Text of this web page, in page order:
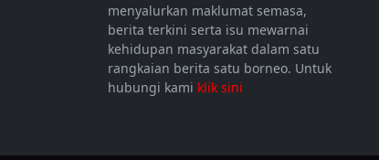
menyalurkan maklumat semasa,
berita terkini serta isu mewarnai
kehidupan masyarakat dalam satu
rangkaian berita satu borneo. Untuk
hubungi kami klik sini